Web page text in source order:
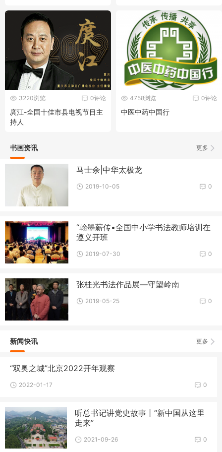
0评论
3220浏览
庹江-全国十佳市县电视节目主
持人
0评论
4758浏览
中医中药中国行
更多
书画资讯
马士余|中华太极龙
0
2019-10-05
“翰墨薪传•全国中小学书法教师培训在
遵义开班
0
2019-07-30
张桂光书法作品展—守望岭南
0
2019-05-25
更多
新闻快讯
“双奥之城”北京2022开年观察
0
2022-01-17
听总书记讲党史故事丨“新中国从这里
走来”
0
2021-09-26